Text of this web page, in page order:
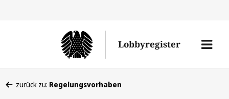
Lobbyregister
Menü
befinden
zurück zu: Regelungsvorhaben